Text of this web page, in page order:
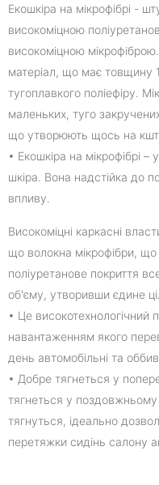
Екошкіра на мікрофібрі -
високоміцною
високоміцною
матеріал, що має товщину
тугоплавкого поліефіру.
маленьких, туго
що утворюють щось на
• Екошкіра на мікрофібрі
шкіра. Вона надстійка до
впливу.
Високоміцні каркасні
що волокна мікрофібри,
поліуретанове покриття
об'єму, утворивши єдине
• Це високотехнологічний
навантаженням якого
день автомобільні та
• Добре тягнеться у
тягнеться у
тягнуться, ідеально
перетяжки сидінь салону